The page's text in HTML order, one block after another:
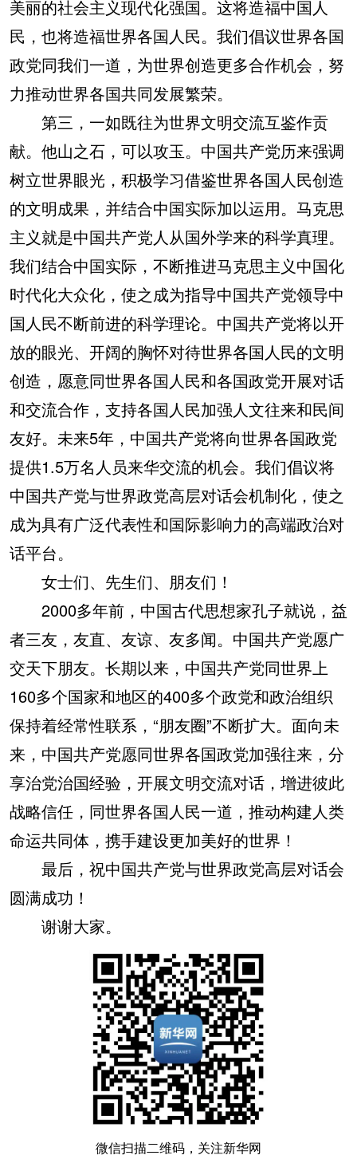
美丽的社会主义现代化强国。这将造福中国人
民，也将造福世界各国人民。我们倡议世界各国
政党同我们一道，为世界创造更多合作机会，努
力推动世界各国共同发展繁荣。
第三，一如既往为世界文明交流互鉴作贡
献。他山之石，可以攻玉。中国共产党历来强调
树立世界眼光，积极学习借鉴世界各国人民创造
的文明成果，并结合中国实际加以运用。马克思
主义就是中国共产党人从国外学来的科学真理。
我们结合中国实际，不断推进马克思主义中国化
时代化大众化，使之成为指导中国共产党领导中
国人民不断前进的科学理论。中国共产党将以开
放的眼光、开阔的胸怀对待世界各国人民的文明
创造，愿意同世界各国人民和各国政党开展对话
和交流合作，支持各国人民加强人文往来和民间
友好。未来5年，中国共产党将向世界各国政党
提供1.5万名人员来华交流的机会。我们倡议将
中国共产党与世界政党高层对话会机制化，使之
成为具有广泛代表性和国际影响力的高端政治对
话平台。
女士们、先生们、朋友们！
2000多年前，中国古代思想家孔子就说，益
者三友，友直、友谅、友多闻。中国共产党愿广
交天下朋友。长期以来，中国共产党同世界上
160多个国家和地区的400多个政党和政治组织
保持着经常性联系，“朋友圈”不断扩大。面向未
来，中国共产党愿同世界各国政党加强往来，分
享治党治国经验，开展文明交流对话，增进彼此
战略信任，同世界各国人民一道，推动构建人类
命运共同体，携手建设更加美好的世界！
最后，祝中国共产党与世界政党高层对话会
圆满成功！
谢谢大家。
微信扫描二维码，关注新华网